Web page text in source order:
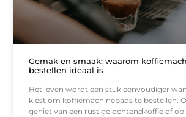
Gemak en smaak: waarom
bestellen ideaal is
Het leven wordt een stuk eenvoudiger
kiest om koffiemachinepads te bestellen.
geniet van een rustige ochtendkoffie of op